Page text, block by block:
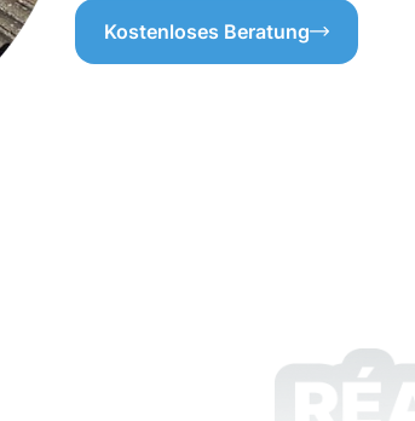
Kostenloses Beratung